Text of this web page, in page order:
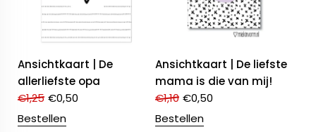
Ansichtkaart | De
allerliefste opa
€1,25 €0,50
Bestellen
Ansichtkaart | De liefste
mama is die van mij!
€1,10 €0,50
Bestellen